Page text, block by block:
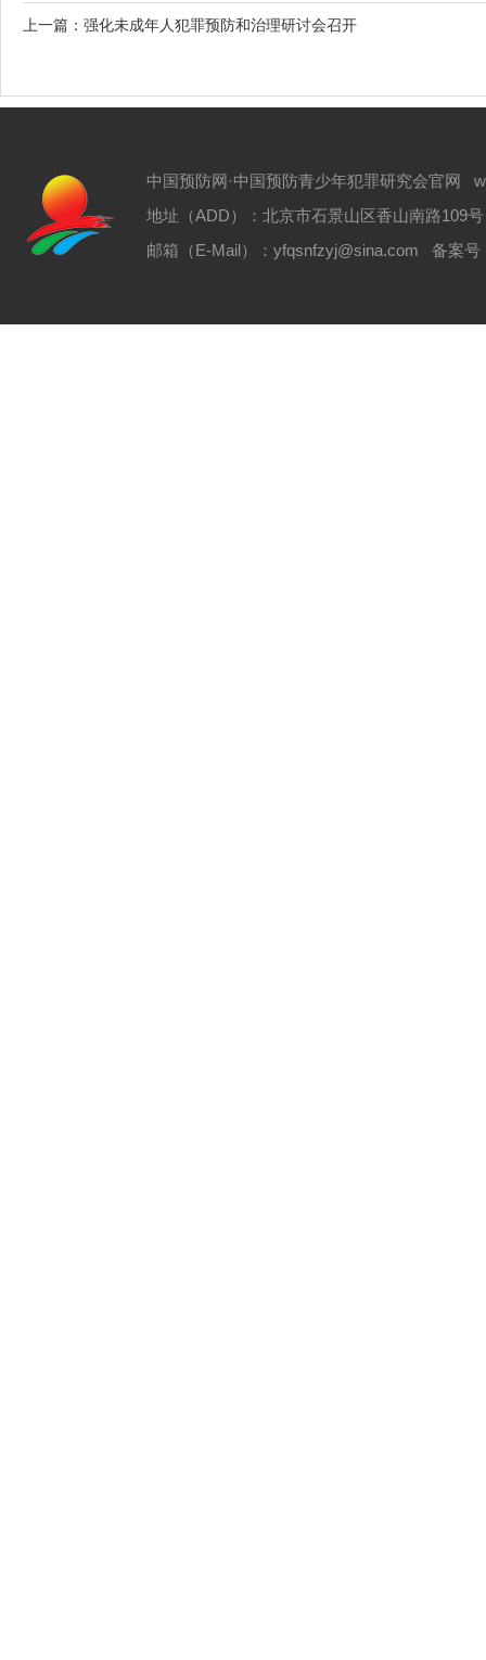
上一篇： 强化未成年人犯罪预防和治理研讨会召开
中国预防网·中国预防青少年犯罪研究会官网
地址（ADD）：北京市石景山区香山南路109
邮箱（E-Mail）：yfqsnfzyj@sina.com 备案号